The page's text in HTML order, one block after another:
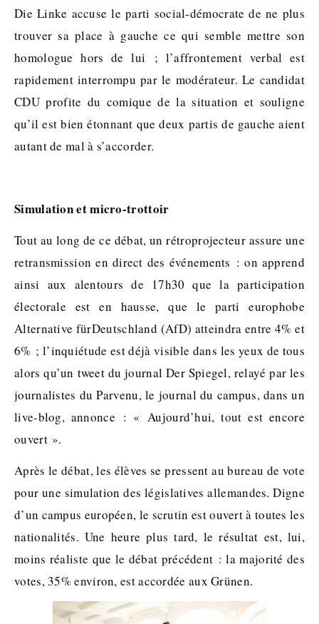
Die Linke accuse le parti social-démocrate de ne plus
trouver sa place à gauche ce qui semble mettre son
homologue hors de lui ; l’affrontement verbal est
rapidement interrompu par le modérateur. Le candidat
CDU profite du comique de la situation et souligne
qu’il est bien étonnant que deux partis de gauche aient
autant de mal à s’accorder.
Simulation et micro-trottoir
Tout au long de ce débat, un rétroprojecteur assure une
retransmission en direct des événements : on apprend
ainsi aux alentours de 17h30 que la participation
électorale est en hausse, que le parti europhobe
Alternative fürDeutschland (AfD) atteindra entre 4% et
6% ; l’inquiétude est déjà visible dans les yeux de tous
alors qu’un tweet du journal Der Spiegel, relayé par les
journalistes du Parvenu, le journal du campus, dans un
live-blog, annonce : « Aujourd’hui, tout est encore
ouvert ».
Après le débat, les élèves se pressent au bureau de vote
pour une simulation des législatives allemandes. Digne
d’un campus européen, le scrutin est ouvert à toutes les
nationalités. Une heure plus tard, le résultat est, lui,
moins réaliste que le débat précédent : la majorité des
votes, 35% environ, est accordée aux Grünen.